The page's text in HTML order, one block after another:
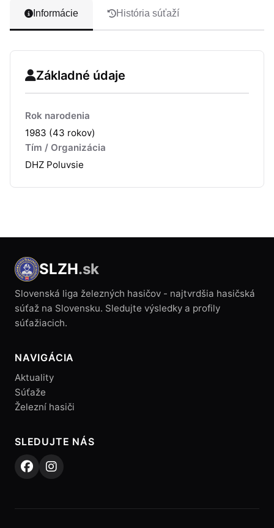
Informácie História súťaží
Základné údaje
Rok narodenia
1983 (43 rokov)
Tím / Organizácia
DHZ Poluvsie
SLZH.sk
Slovenská liga železných hasičov - najtvrdšia hasičská
súťaž na Slovensku. Sledujte výsledky a profily
súťažiacich.
NAVIGÁCIA
Aktuality
Súťaže
Železní hasiči
SLEDUJTE NÁS